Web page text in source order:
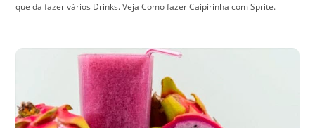
que da fazer vários Drinks. Veja Como fazer Caipirinha com Sprite.